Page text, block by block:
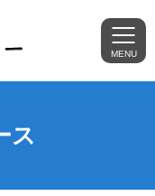
MENU
ス